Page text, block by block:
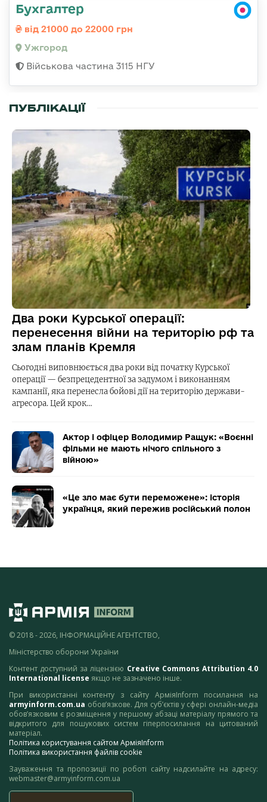
Бухгалтер
від 21000 до 22000 грн
Ужгород
Військова частина 3115 НГУ
ПУБЛІКАЦІЇ
Два роки Курської операції:
перенесення війни на територію рф та
злам планів Кремля
Сьогодні виповнюється два роки від початку Курської
операції — безпрецедентної за задумом і виконанням
кампанії, яка перенесла бойові дії на територію держави-
агресора. Цей крок…
Актор і офіцер Володимир Ращук: «Воєнні
фільми не мають нічого спільного з
війною»
«Це зло має бути переможене»: історія
українця, який пережив російський полон
© 2018 - 2026, ІНФОРМАЦІЙНЕ АГЕНТСТВО,
Міністерство оборони України
Контент доступний за ліцензією Creative Commons Attribution 4.0
International license якщо не зазначено інше.
При використанні контенту з сайту АрміяInform посилання на
armyinform.com.ua обов’язкове. Для суб’єктів у сфері онлайн-медіа
обов’язковим є розміщення у першому абзаці матеріалу прямого та
відкритого для пошукових систем гіперпосилання на цитований
матеріал.
Політика користування сайтом АрміяInform
Політика використання файлів cookie
Зауваження та пропозиції по роботі сайту надсилайте на адресу:
webmaster@armyinform.com.ua